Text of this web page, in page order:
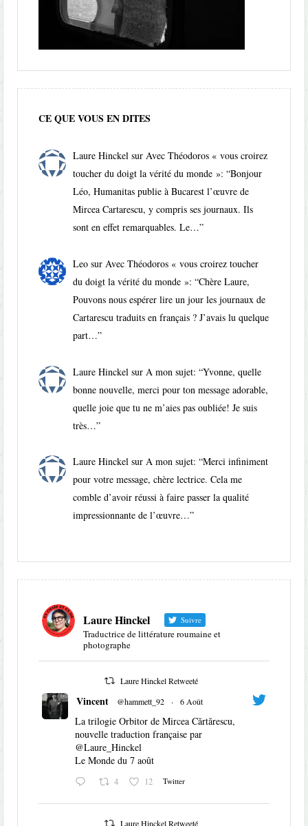
CE QUE VOUS EN DITES
Laure Hinckel surAvec Théodoros « vous croirez
toucher du doigt la vérité du monde »: “Bonjour
Léo, Humanitas publie à Bucarest l’œuvre de
Mircea Cartarescu, y compris ses journaux. Ils
sont en effet remarquables. Le…”
Leo sur Avec Théodoros « vous croirez toucher
du doigt la vérité du monde »: “Chère Laure,
Pouvons nous espérer lire un jour les journaux de
Cartarescu traduits en français ? J’avais lu quelque
part…”
Laure Hinckel sur A mon sujet: “Yvonne, quelle
bonne nouvelle, merci pour ton message adorable,
quelle joie que tu ne m’aies pas oubliée! Je suis
très…”
Laure Hinckel surA mon sujet: “Merci infiniment
pour votre message, chère lectrice. Cela me
comble d’avoir réussi à faire passer la qualité
impressionnante de l’œuvre…”
Laure Hinckel Suivre
Traductrice de littérature roumaine et
photographe
Laure Hinckel Retweeté
Vincent @hammett_92 · 6 Août
La trilogie Orbitor de Mircea Cărtărescu,
nouvelle traduction française par
@Laure_Hinckel
Le Monde du 7 août
4 12 Twitter
Laure Hinckel Retweeté